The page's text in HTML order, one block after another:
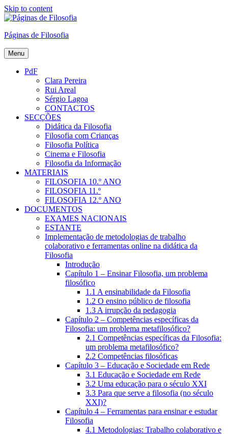
Skip to content
Páginas de Filosofia
Menu
PdF
Clara Pereira
Rui Areal
Sérgio Lagoa
CONTACTOS
SECÇÕES
Didática da Filosofia
Filosofia com Crianças
Filosofia Política
Cinema e Filosofia
Filosofia da Informação
MATERIAIS
FILOSOFIA 10.º ANO
FILOSOFIA 11.º
FILOSOFIA 12.º ANO
DOCUMENTOS
EXAMES NACIONAIS
ESTANTE
Implementação de metodologias de trabalho
colaborativo e ferramentas online na didática da
Filosofia
Introdução
Capítulo 1 – Ensinar Filosofia, um problema
filosófico
1.1 A ensinabilidade da Filosofia
1.2 O ensino público de filosofia
1.3 A irrupção da pedagogia
Capítulo 2 – Competências específicas da
Filosofia: um problema metafilosófico?
2.1 Competências específicas da Filosofia:
um problema metafilosófico?
2.2 Competências filosóficas
Capítulo 3 – Educação e Sociedade em Rede
3.1 Educação e Sociedade em Rede
3.2 Uma educação para o século XXI
3.3 Para que serve a filosofia (no século
XXI)?
Capítulo 4 – Ferramentas para ensinar e estudar
Filosofia
4.1 Metodologias: Trabalho colaborativo e